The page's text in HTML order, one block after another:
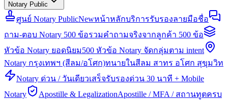
Notary Public
ศูนย์ Notary PublicNewหน้าหลักบริการรับรองลายมือชื่อ
ถาม-ตอบ Notary 500 ข้อรวมคำถามจริงจากลูกค้า 500 ข้อ
หัวข้อ Notary ยอดนิยม500 หัวข้อ Notary จัดกลุ่มตาม intent
Notary กรุงเทพฯ (สีลม/อโศก)ทนายในสีลม สาทร อโศก สุขุมวิท
Notary ด่วน / วันเดียวเสร็จรับรองด่วน 30 นาที + Mobile
Notary
Apostille & LegalizationApostille / MFA / สถานทูตครบ